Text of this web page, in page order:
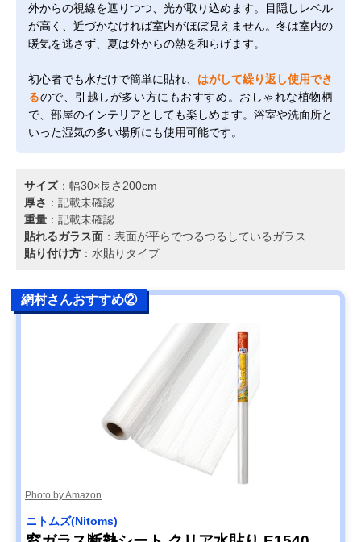
外からの視線を遮りつつ、光が取り込めます。目隠しレベル
が高く、近づかなければ室内がほぼ見えません。冬は室内の
暖気を逃さず、夏は外からの熱を和らげます。
初心者でも水だけで簡単に貼れ、 はがして繰り返し使用でき
るので、引越しが多い方にもおすすめ。おしゃれな植物柄
で、部屋のインテリアとしても楽しめます。浴室や洗面所と
いった湿気の多い場所にも使用可能です。
サイズ：幅30×長さ200cm
厚さ ：記載未確認
重量 ：記載未確認
貼れるガラス面 ：表面が平らでつるつるしているガラス
貼り付け方 ：水貼りタイプ
網村さんおすすめ②
Photo by Amazon
ニトムズ(Nitoms)